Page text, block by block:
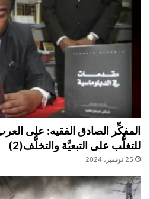
المفكِّر الصادق الفقيه: على
للتغلُّب على التبعيَّة والتخلُّف(2)
25 نوفمبر، 2024